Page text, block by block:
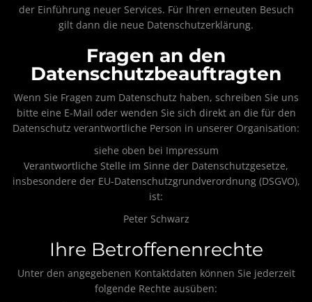
der Einführung neuer Services. Für Ihren erneuten Besuch
gilt dann die neue Datenschutzerklärung.
Fragen an den
Datenschutzbeauftragten
Wenn Sie Fragen zum Datenschutz haben, schreiben Sie uns
bitte eine E-Mail oder wenden Sie sich direkt an die für den
Datenschutz verantwortliche Person in unserer Organisation:
siehe oben bei Impressum
Verantwortliche Stelle im Sinne der Datenschutzgesetze,
insbesondere der EU-Datenschutzgrundverordnung (DSGVO),
ist:
Peter Schwarz
Ihre Betroffenenrechte
Unter den angegebenen Kontaktdaten können Sie jederzeit
folgende Rechte ausüben: